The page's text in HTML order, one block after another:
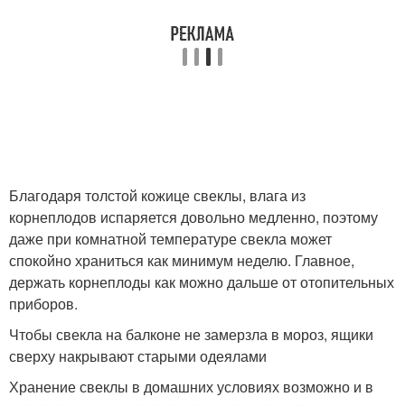
Благодаря толстой кожице свеклы, влага из
корнеплодов испаряется довольно медленно, поэтому
даже при комнатной температуре свекла может
спокойно храниться как минимум неделю. Главное,
держать корнеплоды как можно дальше от отопительных
приборов.
Чтобы свекла на балконе не замерзла в мороз, ящики
сверху накрывают старыми одеялами
Хранение свеклы в домашних условиях возможно и в